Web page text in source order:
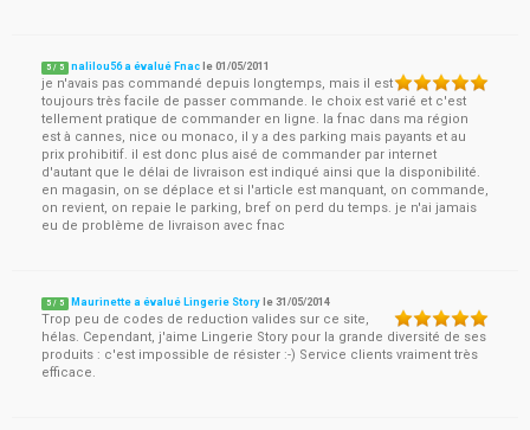
5 / 5 nalilou56 a évalué Fnac le01/05/2011
je n'avais pas commandé depuis longtemps, mais il est
toujours très facile de passer commande. le choix est varié et c'est
tellement pratique de commander en ligne. la fnac dans ma région
est à cannes, nice ou monaco, il y a des parking mais payants et au
prix prohibitif. il est donc plus aisé de commander par internet
d'autant que le délai de livraison est indiqué ainsi que la disponibilité.
en magasin, on se déplace et si l'article est manquant, on commande,
on revient, on repaie le parking, bref on perd du temps. je n'ai jamais
eu de problème de livraison avec fnac
5 / 5 Maurinette a évalué Lingerie Story le31/05/2014
Trop peu de codes de reduction valides sur ce site,
hélas. Cependant, j'aime Lingerie Story pour la grande diversité de ses
produits : c'est impossible de résister :-) Service clients vraiment très
efficace.